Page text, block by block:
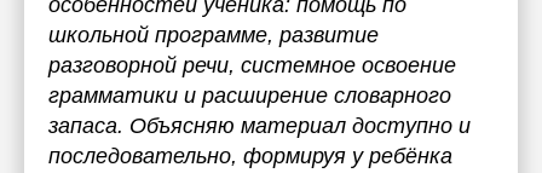
особенностей ученика: помощь по
школьной программе, развитие
разговорной речи, системное освоение
грамматики и расширение словарного
запаса. Объясняю материал доступно и
последовательно, формируя у ребёнка